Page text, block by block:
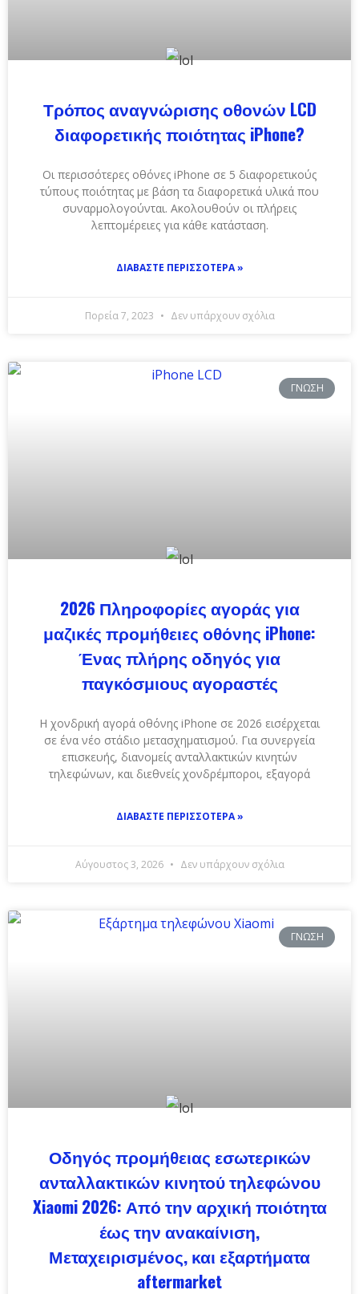
Τρόπος αναγνώρισης οθονών LCD
διαφορετικής ποιότητας iPhone?
Οι περισσότερες οθόνες iPhone σε 5 διαφορετικούς
τύπους ποιότητας με βάση τα διαφορετικά υλικά που
συναρμολογούνται. Ακολουθούν οι πλήρεις
λεπτομέρειες για κάθε κατάσταση.
ΔΙΑΒΆΣΤΕ ΠΕΡΙΣΣΌΤΕΡΑ »
Πορεία 7, 2023 Δεν υπάρχουν σχόλια
ΓΝΏΣΗ
2026 Πληροφορίες αγοράς για
μαζικές προμήθειες οθόνης iPhone:
Ένας πλήρης οδηγός για
παγκόσμιους αγοραστές
Η χονδρική αγορά οθόνης iPhone σε 2026 εισέρχεται
σε ένα νέο στάδιο μετασχηματισμού. Για συνεργεία
επισκευής, διανομείς ανταλλακτικών κινητών
τηλεφώνων, και διεθνείς χονδρέμποροι, εξαγορά
ΔΙΑΒΆΣΤΕ ΠΕΡΙΣΣΌΤΕΡΑ »
Αύγουστος 3, 2026 Δεν υπάρχουν σχόλια
ΓΝΏΣΗ
Οδηγός προμήθειας εσωτερικών
ανταλλακτικών κινητού τηλεφώνου
Xiaomi 2026: Από την αρχική ποιότητα
έως την ανακαίνιση,
Μεταχειρισμένος, και εξαρτήματα
aftermarket